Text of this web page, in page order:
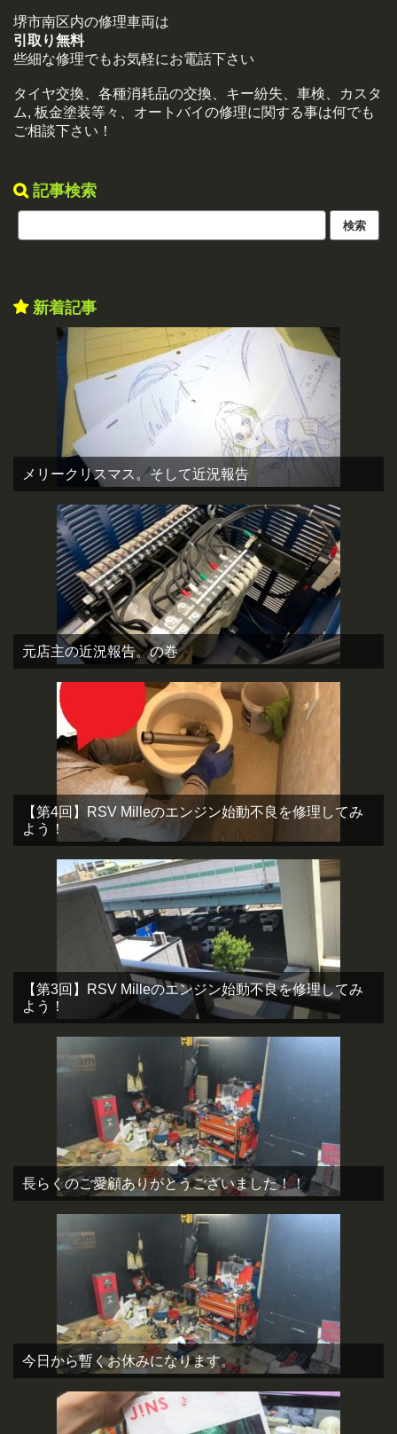
堺市南区内の修理車両は
引取り無料
些細な修理でもお気軽にお電話下さい
タイヤ交換、各種消耗品の交換、キー紛失、車検、カスタ
ム, 板金塗装等々、オートバイの修理に関する事は何でも
ご相談下さい！
記事検索
新着記事
メリークリスマス。そして近況報告
元店主の近況報告。の巻
【第4回】RSV Milleのエンジン始動不良を修理してみ
よう！
【第3回】RSV Milleのエンジン始動不良を修理してみ
よう！
長らくのご愛顧ありがとうございました！！
今日から暫くお休みになります。